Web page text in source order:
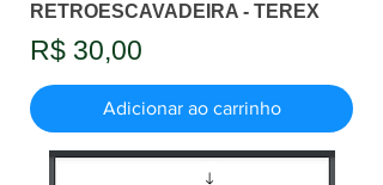
RETROESCAVADEIRA - TEREX
Preço
R$ 30,00
Adicionar ao carrinho